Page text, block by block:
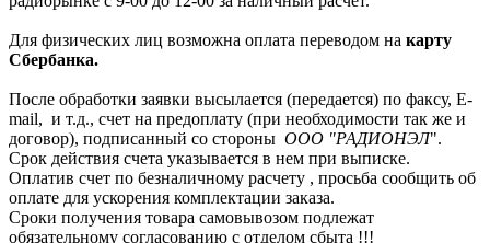
Для физических лиц возможна оплата переводом на карту
Сбербанка.
После обработки заявки высылается (передается) по факсу, E-
mail, и т.д., счет на предоплату (при необходимости так же и
договор), подписанный со стороны ООО "РАДИОНЭЛ".
Срок действия счета указывается в нем при выписке.
Оплатив счет по безналичному расчету , просьба сообщить об
оплате для ускорения комплектации заказа.
Сроки получения товара самовывозом подлежат
обязательному согласованию с отделом сбыта !!!